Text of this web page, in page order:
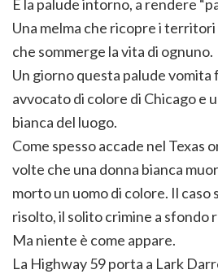
E la palude intorno, a rendere
Una melma che ricopre i territori
che sommerge la vita di ognuno.
Un giorno questa palude vomita
avvocato di colore di Chicago e
bianca del luogo.
Come spesso accade nel Texas
volte che una donna bianca
morto un uomo di colore. Il caso
risolto, il solito crimine a sfondo
Ma niente è come appare.
La Highway 59 porta a Lark